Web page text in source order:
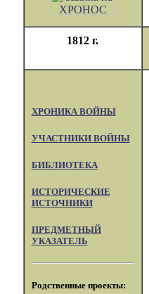
1812 г.
ХРОНИКА ВОЙНЫ
УЧАСТНИКИ ВОЙНЫ
БИБЛИОТЕКА
ИСТОРИЧЕСКИЕ
ИСТОЧНИКИ
ПРЕДМЕТНЫЙ
УКАЗАТЕЛЬ
Родственные проекты: